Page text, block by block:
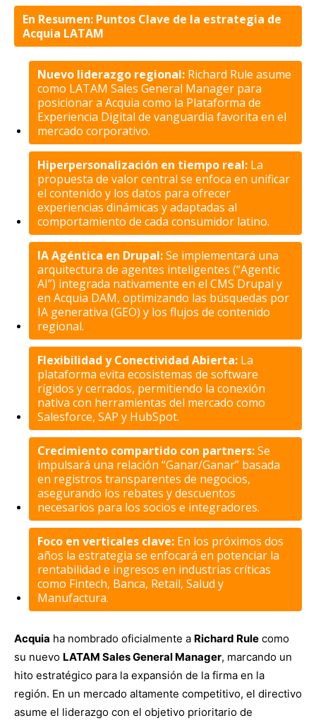
En Resumen: Puntos Clave de la estrategia de
Acquia LATAM
Nuevo liderazgo regional: Richard Rule asume
como LATAM Sales General Manager para
posicionar a Acquia como la Plataforma de
Experiencia Digital de vanguardia favorita en el
mercado corporativo.
Hiperpersonalización en tiempo real: La
propuesta de valor central se enfoca en unificar
el contenido y los datos para ofrecer
experiencias dinámicas y adaptadas al
comportamiento de cada consumidor latino.
IA Agéntica en Drupal:Se implementará una
arquitectura de agentes inteligentes (“Agentic
AI”) integrada nativamente en el CMS Drupal y
en Acquia DAM, optimizando las búsquedas por
IA generativa (GEO) y los flujos de contenido
regional.
Flexibilidad y Conectividad Abierta: La
plataforma evita ecosistemas de software
rígidos y cerrados, permitiendo la conexión
nativa con herramientas del mercado como
Salesforce, SAP y HubSpot.
Crecimiento compartido con partners:Se
impulsará una relación “Ganar/Ganar” basada
en registros transparentes de negocios,
asegurando los rebates y descuentos
necesarios para los socios e integradores.
Foco en verticales clave: En los próximos dos
años la estrategia se enfocará en potenciar la
rentabilidad e ingresos en industrias críticas
como Fintech, Banca, Retail, Salud y
Manufactura.
Acquia ha nombrado oficialmente a Richard Rule como
su nuevo LATAM Sales General Manager, marcando un
hito estratégico para la expansión de la firma en la
región. En un mercado altamente competitivo, el directivo
asume el liderazgo con el objetivo prioritario de